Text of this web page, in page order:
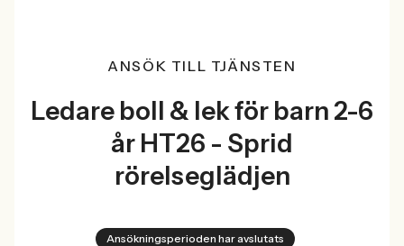
ANSÖK TILL TJÄNSTEN
Ledare boll & lek för barn 2-6
år HT26 - Sprid
rörelseglädjen
Ansökningsperioden har avslutats